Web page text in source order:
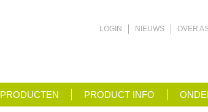
LOGIN NIEUWS OVER
PRODUCTEN PRODUCT INFO